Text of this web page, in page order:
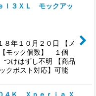
ｌ３ＸＬ モックアッ
年１０月２０日 【メ
モック個数】 １個
けはずし不明 【商品
クポスト対応】可能